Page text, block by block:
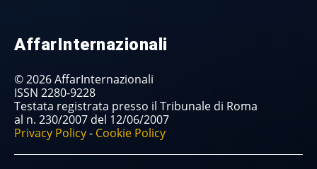
AffarInternazionali
© 2026 AffarInternazionali
ISSN 2280-9228
Testata registrata presso il Tribunale di Roma
al n. 230/2007 del 12/06/2007
Privacy Policy- Cookie Policy